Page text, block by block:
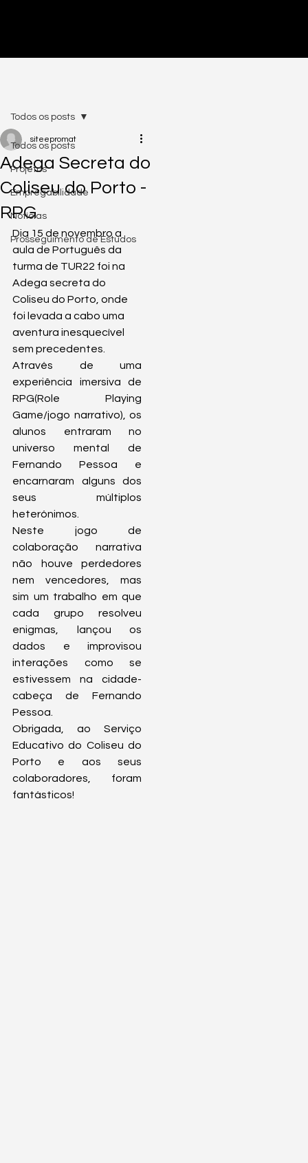
Todos os posts
Projetos
Empregabilidade
Notícias
Prosseguimento de Estudos
Todos os posts
Adega Secreta do
Coliseu do Porto -
RPG
siteepromat
Dia 15 de novembro a
aula de Português da
turma de TUR22 foi na
Adega secreta do
Coliseu do Porto, onde
foi levada a cabo uma
aventura inesquecível
sem precedentes.
Através de uma
experiência imersiva de
RPG(Role Playing
Game/jogo narrativo), os
alunos entraram no
universo mental de
Fernando Pessoa e
encarnaram alguns dos
seus múltiplos
heterónimos.
Neste jogo de
colaboração narrativa
não houve perdedores
nem vencedores, mas
sim um trabalho em que
cada grupo resolveu
enigmas, lançou os
dados e improvisou
interações como se
estivessem na cidade-
cabeça de Fernando
Pessoa.
Obrigada, ao Serviço
Educativo do Coliseu do
Porto e aos seus
colaboradores, foram
fantásticos!